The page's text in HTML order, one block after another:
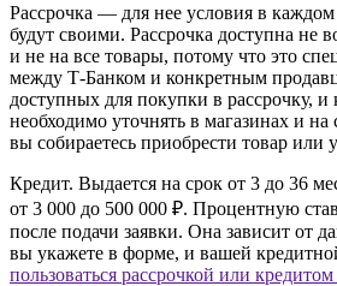
Рассрочка — для нее условия в каждом
будут своими. Рассрочка доступна не
и не на все товары, потому что это
между Т‑Банком и конкретным
доступных для покупки в рассрочку, и
необходимо уточнять в магазинах и на
вы собираетесь приобрести товар или
Кредит. Выдается на срок от 3 до 36
от 3 000 до 500 000 ₽. Процентную
после подачи заявки. Она зависит от
вы укажете в форме, и вашей
пользоваться рассрочкой или